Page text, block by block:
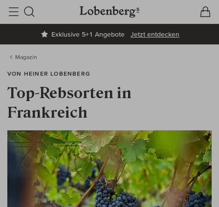
Exklusive 5+1 Angebote Jetzt entdecken
Suche
Magazin
VON HEINER LOBENBERG
Top-Rebsorten in
Frankreich